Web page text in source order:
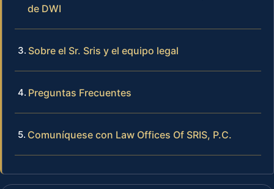
de DWI
Sobre el Sr. Sris y el equipo legal
Preguntas Frecuentes
Comuníquese con Law Offices Of SRIS, P.C.